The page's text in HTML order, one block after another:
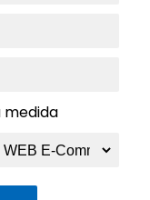
medida